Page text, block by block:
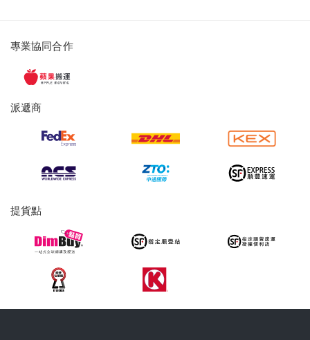
派
服
及
專業協同合作
派遞商
提貨點